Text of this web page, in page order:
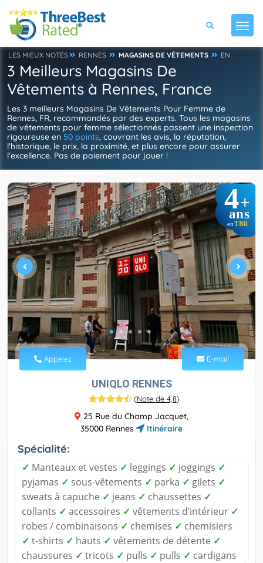
LES MIEUX NOTÉS RENNES MAGASINS DE VÊTEMENTS EN
3 Meilleurs Magasins De
Vêtements à Rennes, France
Les 3 meilleurs Magasins De Vêtements Pour Femme de
Rennes, FR, recommandés par des experts. Tous les magasins
de vêtements pour femme sélectionnés passent une inspection
rigoureuse en 50 points, couvrant les avis, la réputation,
l'historique, le prix, la proximité, et plus encore pour assurer
l’excellence. Pas de paiement pour jouer !
4+
ans
en TBR
Appelez E-mail
UNIQLO RENNES
(Note de 4,8)
25 Rue du Champ Jacquet,
35000 Rennes
Itinéraire
Spécialité:
✓ Manteaux et vestes ✓ leggings ✓ joggings ✓
pyjamas ✓ sous-vêtements ✓ parka ✓ gilets ✓
sweats à capuche ✓ jeans ✓ chaussettes ✓
collants ✓ accessoires ✓ vêtements d’intérieur ✓
robes / combinaisons ✓ chemises ✓ chemisiers
✓ t-shirts ✓ hauts ✓ vêtements de détente ✓
chaussures ✓ tricots ✓ pulls ✓ pulls ✓ cardigans